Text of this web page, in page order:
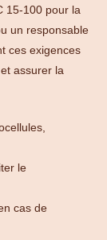
15-100 pour la
un responsable
ces exigences
assurer la
le
cas de